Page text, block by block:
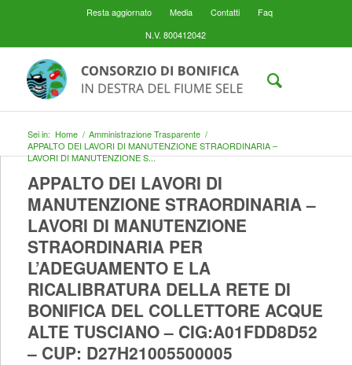
Resta aggiornato Media Contatti
Faq
N.V. 800412042
Sei in: Home / Amministrazione Trasparente /
APPALTO DEI LAVORI DI MANUTENZIONE STRAORDINARIA –
LAVORI DI MANUTENZIONE S...
APPALTO DEI LAVORI DI
MANUTENZIONE STRAORDINARIA –
LAVORI DI MANUTENZIONE
STRAORDINARIA PER
L’ADEGUAMENTO E LA
RICALIBRATURA DELLA RETE DI
BONIFICA DEL COLLETTORE ACQUE
ALTE TUSCIANO – CIG:A01FDD8D52
– CUP: D27H21005500005